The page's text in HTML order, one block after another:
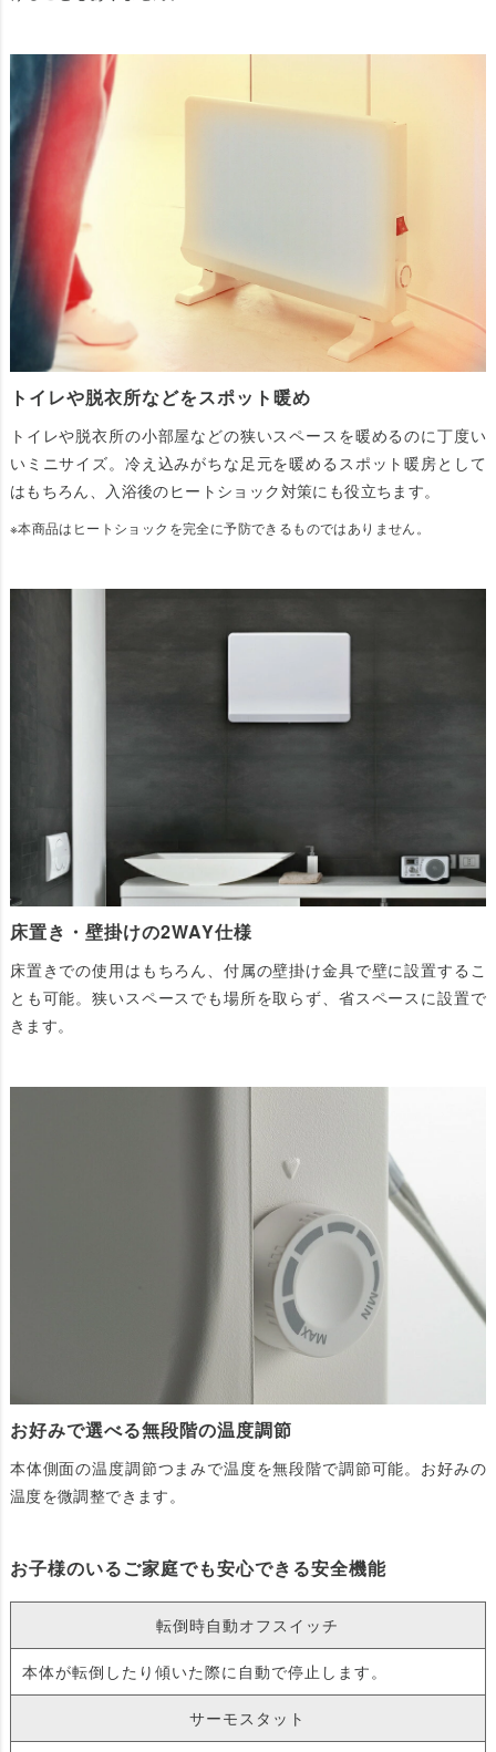
トイレや脱衣所などをスポット暖め
トイレや脱衣所の小部屋などの狭いスペースを暖めるのに丁度い
いミニサイズ。冷え込みがちな足元を暖めるスポット暖房として
はもちろん、入浴後のヒートショック対策にも役立ちます。
※本商品はヒートショックを完全に予防できるものではありません。
床置き・壁掛けの2WAY仕様
床置きでの使用はもちろん、付属の壁掛け金具で壁に設置するこ
とも可能。狭いスペースでも場所を取らず、省スペースに設置で
きます。
お好みで選べる無段階の温度調節
本体側面の温度調節つまみで温度を無段階で調節可能。お好みの
温度を微調整できます。
お子様のいるご家庭でも安心できる安全機能
転倒時自動オフスイッチ
本体が転倒したり傾いた際に自動で停止します。
サーモスタット